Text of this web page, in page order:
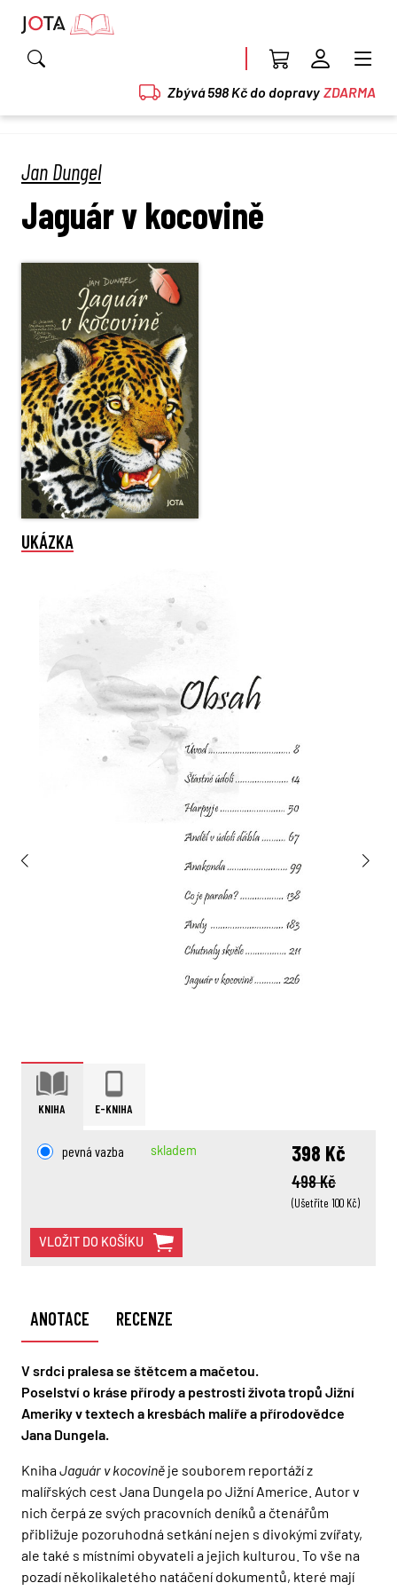
Zbývá 598 Kč do dopravy ZDARMA
Jan Dungel
Jaguár v kocovině
UKÁZKA
KNIHA E-KNIHA
pevná vazba skladem
498 Kč
(Ušetříte 100 Kč)
398 Kč
VLOŽIT DO KOŠÍKU
ANOTACE RECENZE
V srdci pralesa se štětcem a mačetou.
Poselství o kráse přírody a pestrosti života tropů Jižní
Ameriky v textech a kresbách malíře a přírodovědce
Jana Dungela.
KnihaJaguár v kocovině je souborem reportáží z
malířských cest Jana Dungela po Jižní Americe. Autor v
nich čerpá ze svých pracovních deníků a čtenářům
přibližuje pozoruhodná setkání nejen s divokými zvířaty,
ale také s místními obyvateli a jejich kulturou. To vše na
pozadí několikaletého natáčení dokumentů, které mají